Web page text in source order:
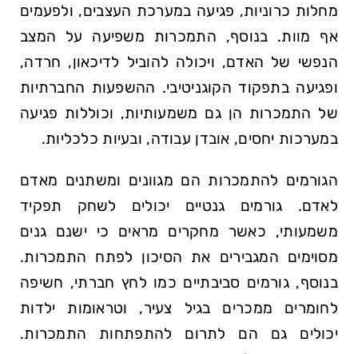
מחלות כרוניות, פגיעה במערכת העצבים, ולפעמים
אף מוות. בנוסף, התמכרות משפיעה על המצב
הנפשי של האדם, ויכולה להוביל לדיכאון, חרדה,
ופגיעה בתפקוד הקוגניטיבי. ההשפעות החברתיות
של התמכרות הן גם משמעותיות, וכוללות פגיעה
במערכות יחסים, אובדן עבודה, ובעיות כלכליות.
הגורמים להתמכרות הם מגוונים ומשתנים מאדם
לאדם. גורמים גנטיים יכולים לשחק תפקיד
משמעותי, כאשר מחקרים מראים כי ישנם גנים
מסוימים המגבירים את הסיכון לפתח התמכרות.
בנוסף, גורמים סביבתיים כמו לחץ חברתי, חשיפה
לחומרים ממכרים בגיל צעיר, וטראומות ילדות
יכולים גם הם לתרום להתפתחות התמכרות.